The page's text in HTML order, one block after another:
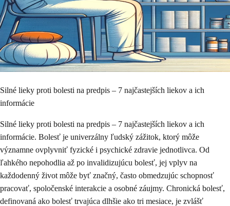
Silné lieky proti bolesti na predpis – 7 najčastejších liekov a ich
informácie
Silné lieky proti bolesti na predpis – 7 najčastejších liekov a ich
informácie. Bolesť je univerzálny ľudský zážitok, ktorý môže
významne ovplyvniť fyzické i psychické zdravie jednotlivca. Od
ľahkého nepohodlia až po invalidizujúcu bolesť, jej vplyv na
každodenný život môže byť značný, často obmedzujúc schopnosť
pracovať, spoločenské interakcie a osobné záujmy. Chronická bolesť,
definovaná ako bolesť trvajúca dlhšie ako tri mesiace, je zvlášť